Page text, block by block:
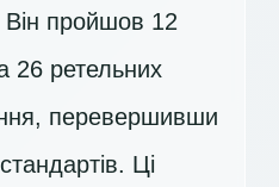
Він пройшов 12
26 ретельних
перевершивши
Ці